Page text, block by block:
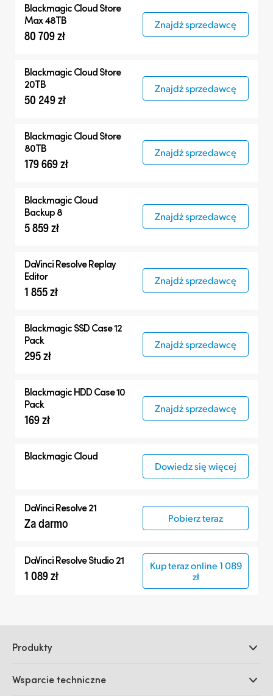
Blackmagic Cloud Store
Max 48TB
80 709 zł
Znajdź sprzedawcę
Blackmagic Cloud Store
20TB
50 249 zł
Znajdź sprzedawcę
Blackmagic Cloud Store
80TB
179 669 zł
Znajdź sprzedawcę
Blackmagic Cloud
Backup 8
5 859 zł
Znajdź sprzedawcę
DaVinci ResolveReplay
Editor
1 855 zł
Znajdź sprzedawcę
Blackmagic SSD Case 12
Pack
295 zł
Znajdź sprzedawcę
Blackmagic HDD Case 10
Pack
169 zł
Znajdź sprzedawcę
Blackmagic Cloud
Dowiedz się więcej
DaVinci Resolve 21
Za darmo Pobierz teraz
DaVinci Resolve Studio 21
1 089 zł
Kup teraz online 1 089
zł
Produkty
DaVinci Resolve i oprogramowanie Fusion
Wsparcie techniczne